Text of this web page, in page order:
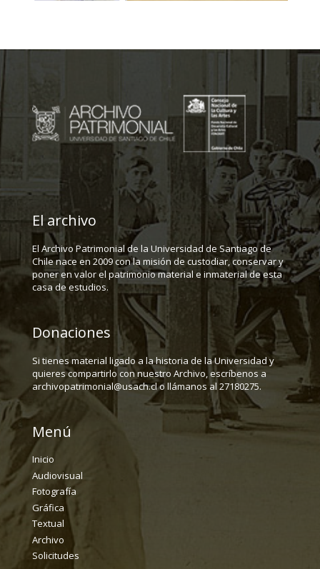
El archivo
El Archivo Patrimonial de la Universidad de Santiago de
Chile nace en 2009 con la misión de custodiar, conservar y
poner en valor el patrimonio material e inmaterial de esta
casa de estudios.
Donaciones
Si tienes material ligado a la historia de la Universidad y
quieres compartirlo con nuestro Archivo, escríbenos a
archivopatrimonial@usach.cl o llámanos al 27180275.
Menú
Inicio
Audiovisual
Fotografía
Gráfica
Textual
Archivo
Solicitudes